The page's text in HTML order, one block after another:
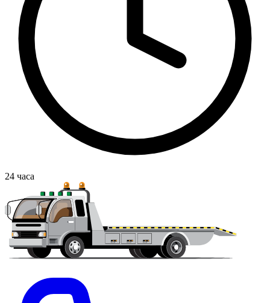
24 часа